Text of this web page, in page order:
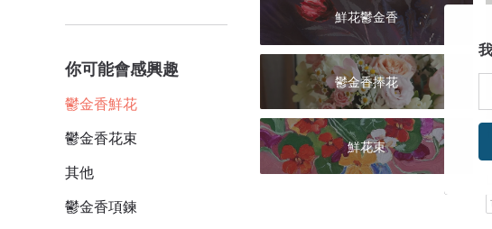
你可能會感興趣
鬱金香鮮花
鬱金香花束
其他
鬱金香項鍊
鮮花鬱金香
鬱金香捧花
鮮花束